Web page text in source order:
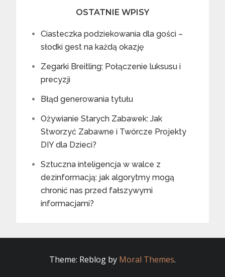
OSTATNIE WPISY
Ciasteczka podziekowania dla gości –
słodki gest na każdą okazję
Zegarki Breitling: Połączenie luksusu i
precyzji
Błąd generowania tytułu
Ożywianie Starych Zabawek: Jak
Stworzyć Zabawne i Twórcze Projekty
DIY dla Dzieci?
Sztuczna inteligencja w walce z
dezinformacją: jak algorytmy mogą
chronić nas przed fałszywymi
informacjami?
Theme: Reblog by Moral Themes.